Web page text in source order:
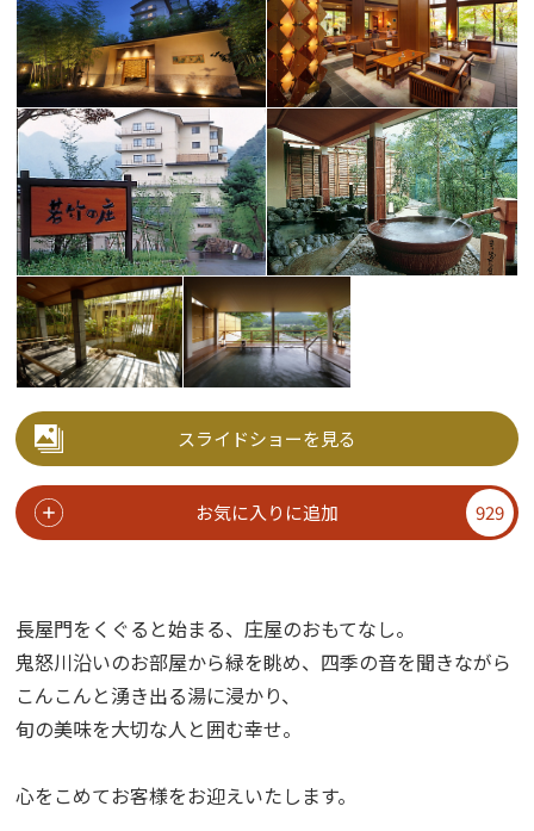
スライドショーを見る
お気に入りに追加 929
長屋門をくぐると始まる、庄屋のおもてなし。
鬼怒川沿いのお部屋から緑を眺め、四季の音を聞きながら
こんこんと湧き出る湯に浸かり、
旬の美味を大切な人と囲む幸せ。
心をこめてお客様をお迎えいたします。